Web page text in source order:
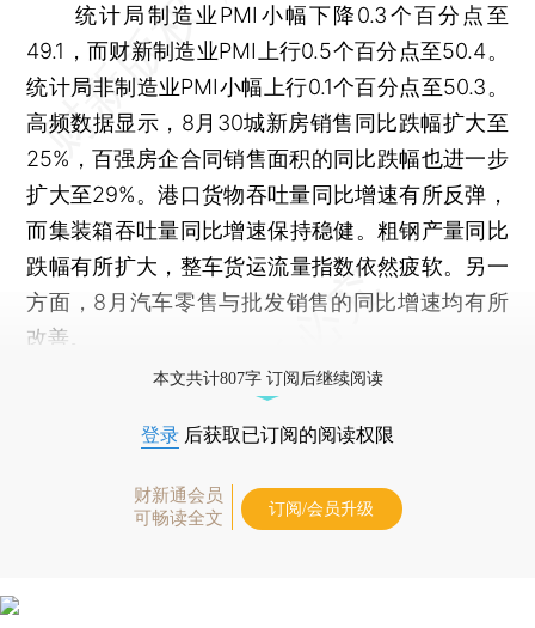
统计局制造业PMI小幅下降0.3个百分点至
49.1，而财新制造业PMI上行0.5个百分点至50.4。
统计局非制造业PMI小幅上行0.1个百分点至50.3。
高频数据显示，8月30城新房销售同比跌幅扩大至
25%，百强房企合同销售面积的同比跌幅也进一步
扩大至29%。港口货物吞吐量同比增速有所反弹，
而集装箱吞吐量同比增速保持稳健。粗钢产量同比
跌幅有所扩大，整车货运流量指数依然疲软。另一
方面，8月汽车零售与批发销售的同比增速均有所
改善。
本文共计807字 订阅后继续阅读
登录 后获取已订阅的阅读权限
财新通会员
可畅读全文
订阅/会员升级